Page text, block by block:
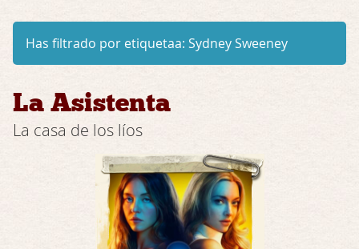
Has filtrado por etiquetaa: Sydney Sweeney
La Asistenta
La casa de los líos